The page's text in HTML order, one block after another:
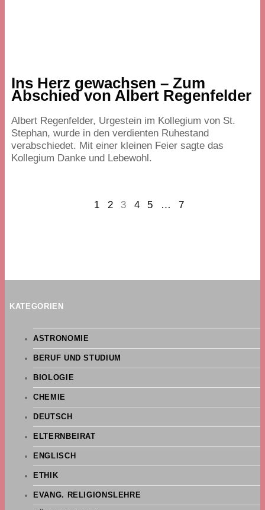
Ins Herz gewachsen – Zum
Abschied von Albert Regenfelder
Albert Regenfelder, Urgestein im Kollegium von St.
Stephan, wurde in den verdienten Ruhestand
verabschiedet. Mit einer kleinen Feier sagte das
Kollegium Danke und Lebewohl.
1 2 3 4 5 … 7
KATEGORIEN
ASTRONOMIE
BERUF UND STUDIUM
BIOLOGIE
CHEMIE
DEUTSCH
ELTERNBEIRAT
ENGLISCH
ETHIK
EVANG. RELIGIONSLEHRE